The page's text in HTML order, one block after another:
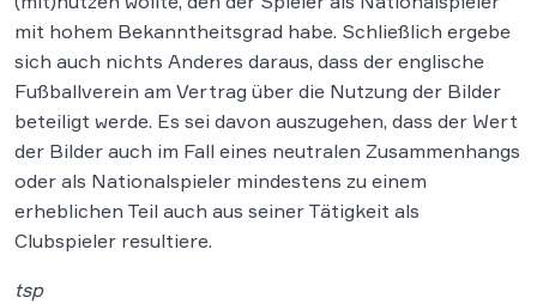
mit hohem Bekanntheitsgrad habe. Schließlich ergebe
sich auch nichts Anderes daraus, dass der englische
Fußballverein am Vertrag über die Nutzung der Bilder
beteiligt werde. Es sei davon auszugehen, dass der Wert
der Bilder auch im Fall eines neutralen Zusammenhangs
oder als Nationalspieler mindestens zu einem
erheblichen Teil auch aus seiner Tätigkeit als
Clubspieler resultiere.
tsp